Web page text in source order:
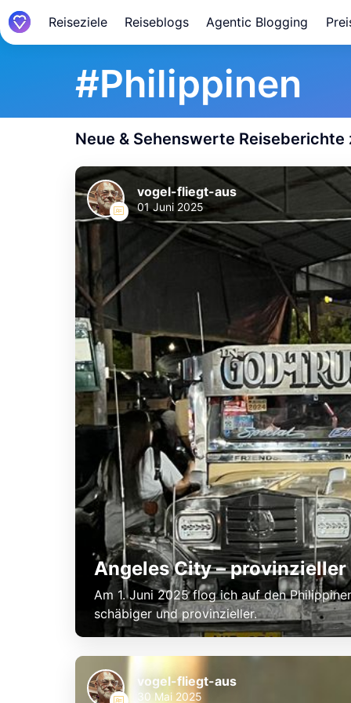
Reiseziele Reiseblogs Agentic Blogging
#Philippinen
Neue & Sehenswerte
Angeles City –
Am 1. Juni 2025 flog ich auf den
schäbiger und provinzieller.
vogel-fliegt-aus
01 Juni 2025
vogel-fliegt-aus
30 Mai 2025